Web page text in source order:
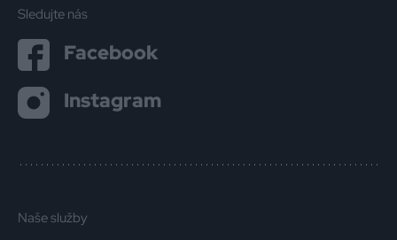
Sledujte nás
Facebook
Instagram
Naše služby